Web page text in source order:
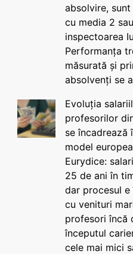
absolvire,
cu media 2
inspectoarea
Performanța
măsurată și
absolvenți se
Evoluția
profesorilor
se încadrează
model
Eurydice:
25 de ani în
dar procesul
cu venituri
profesori încă
începutul
cele mai mici